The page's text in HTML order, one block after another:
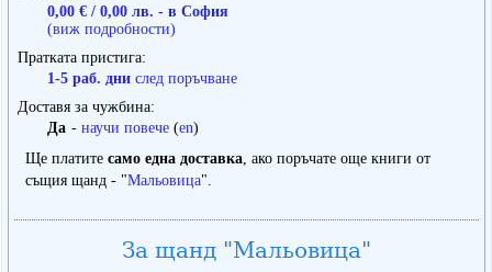
0,00 € / 0,00 лв. - в София
(виж подробности)
Пратката пристига
1-5 раб. дни след поръчване
Доставя за чужбина
Да - научи повече (en)
Ще платите само една доставка , ако поръчате още книги от
същия щанд - "Мальовица".
За щанд "Мальовица"